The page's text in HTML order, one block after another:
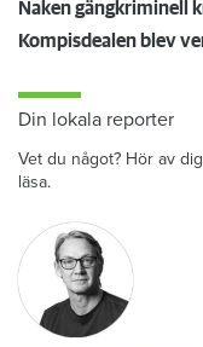
Din lokala reporter
Vet du något? Hör av
läsa.